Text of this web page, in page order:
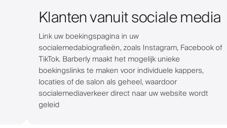
Klanten vanuit sociale media
Link uw boekingspagina in uw
socialemedabiografieën, zoals Instagram, Facebook of
TikTok. Barberly maakt het mogelijk unieke
boekingslinks te maken voor individuele kappers,
locaties of de salon als geheel, waardoor
socialemediaverkeer direct naar uw website wordt
geleid